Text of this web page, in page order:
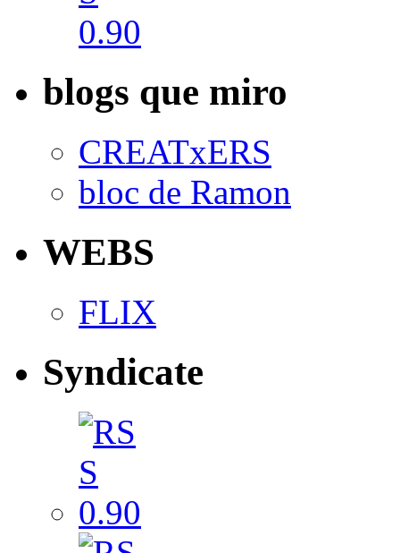
blogs que miro
CREATxERS
bloc de Ramon
WEBS
FLIX
Syndicate